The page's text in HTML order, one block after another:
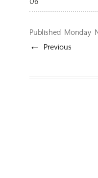
Published Monday
← Previous